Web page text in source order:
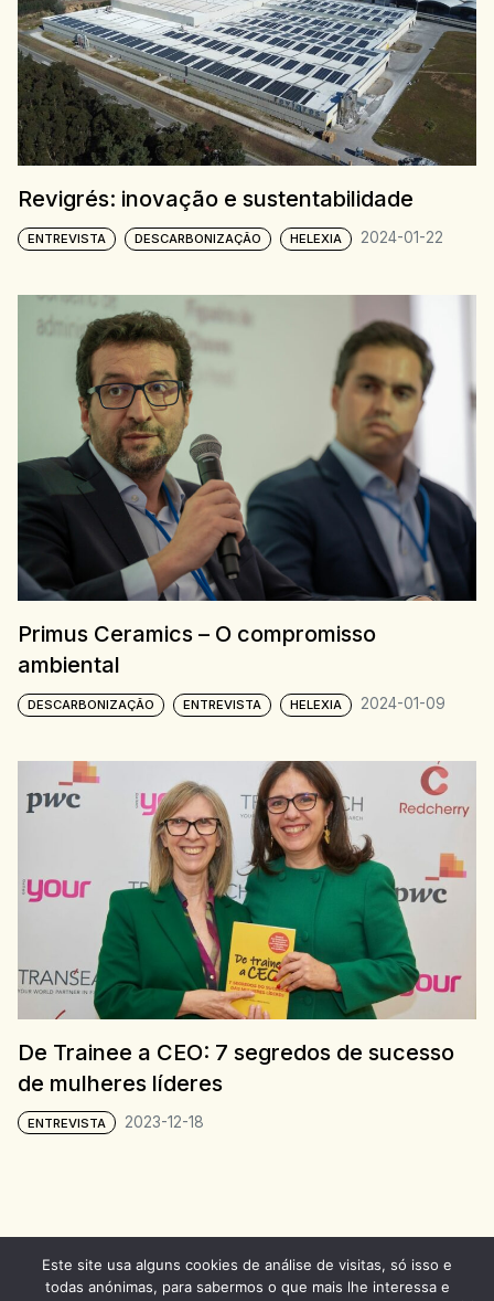
Revigrés: inovação e sustentabilidade
ENTREVISTA DESCARBONIZAÇÃO HELEXIA 2024-01-22
Primus Ceramics – O compromisso
ambiental
DESCARBONIZAÇÃO ENTREVISTA HELEXIA 2024-01-09
De Trainee a CEO: 7 segredos de sucesso
de mulheres líderes
ENTREVISTA 2023-12-18
Este site usa alguns cookies de análise de visitas, só isso e
todas anónimas, para sabermos o que mais lhe interessa e